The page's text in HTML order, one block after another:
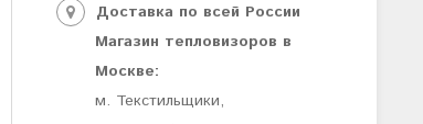
Доставка по всей России
Магазин тепловизоров в
Москве:
м. Текстильщики,